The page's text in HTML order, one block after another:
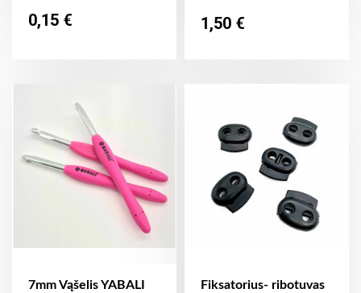
Kaina
0,15 € Kaina
1,50 €
7mm Vąšelis YABALI
Fiksatorius- ribotuvas